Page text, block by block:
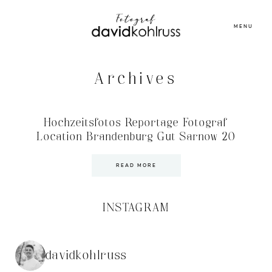
MENU
Archives
Hochzeitsfotos Reportage Fotograf
Location Brandenburg Gut Sarnow 20
READ MORE
INSTAGRAM
davidkohlruss